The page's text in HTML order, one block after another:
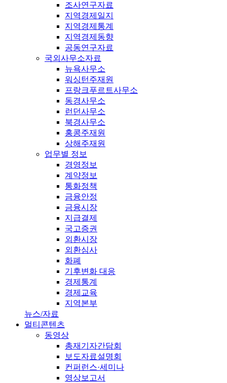
조사연구자료
지역경제일지
지역경제통계
지역경제동향
공동연구자료
국외사무소자료
뉴욕사무소
워싱턴주재원
프랑크푸르트사무소
동경사무소
런던사무소
북경사무소
홍콩주재원
상해주재원
업무별 정보
경영정보
계약정보
통화정책
금융안정
금융시장
지급결제
국고증권
외환시장
외환심사
화폐
기후변화 대응
경제통계
경제교육
지역본부
뉴스/자료
멀티콘텐츠
동영상
총재기자간담회
보도자료설명회
컨퍼런스·세미나
영상보고서